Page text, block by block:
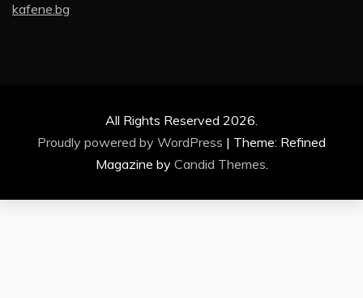
kafene.bg
All Rights Reserved 2026.
Proudly powered by WordPress | Theme: Refined
Magazine by Candid Themes.